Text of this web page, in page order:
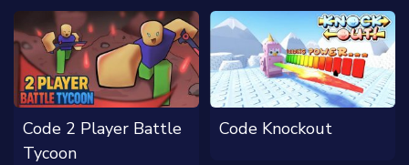
Code 2 Player Battle
Tycoon
Code Knockout